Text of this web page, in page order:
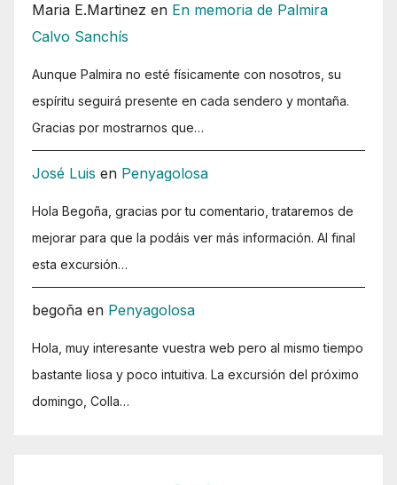
Maria E.Martinez en En memoria de Palmira
Calvo Sanchís
Aunque Palmira no esté físicamente con nosotros, su
espíritu seguirá presente en cada sendero y montaña.
Gracias por mostrarnos que…
José Luis en Penyagolosa
Hola Begoña, gracias por tu comentario, trataremos de
mejorar para que la podáis ver más información. Al final
esta excursión…
begoña en Penyagolosa
Hola, muy interesante vuestra web pero al mismo tiempo
bastante liosa y poco intuitiva. La excursión del próximo
domingo, Colla…